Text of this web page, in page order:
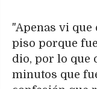
"Apenas vi que
piso porque
dio, por lo que
minutos que